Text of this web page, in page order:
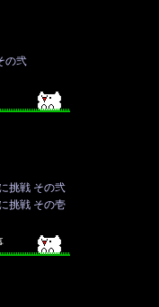
の弐
挑戦 その弐
挑戦 その壱